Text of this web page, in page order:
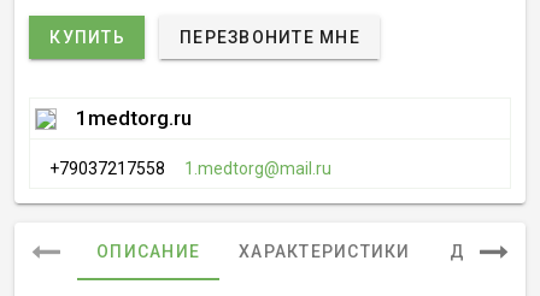
КУПИТЬ ПЕРЕЗВОНИТЕ МНЕ
1medtorg.ru
+79037217558 1.medtorg@mail.ru
ОПИСАНИЕ ХАРАКТЕРИСТИКИ